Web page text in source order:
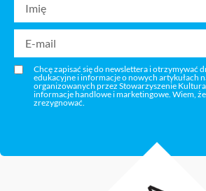
Chcę zapisać się do newslettera i otrzymywać
edukacyjne i informacje o nowych artykułach
organizowanych przez Stowarzyszenie
informacje handlowe i marketingowe. Wiem,
zrezygnować.